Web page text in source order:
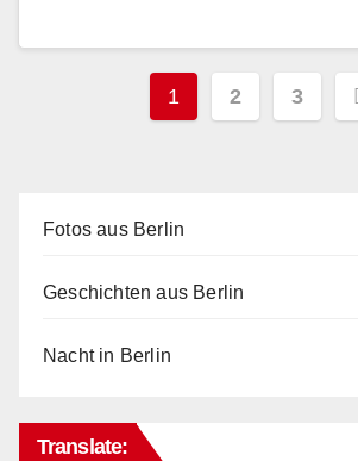
1 2 3
Fotos aus Berlin
Geschichten aus Berlin
Nacht in Berlin
Translate: